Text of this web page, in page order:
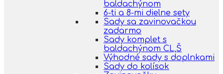
baldachýnom
6-ti a 8-mi dielne sety
Sady sa zavinovačkou
zadarmo
Sady komplet s
baldachýnom CL,Š
Výhodné sady s doplnkami
Sady do kolísok